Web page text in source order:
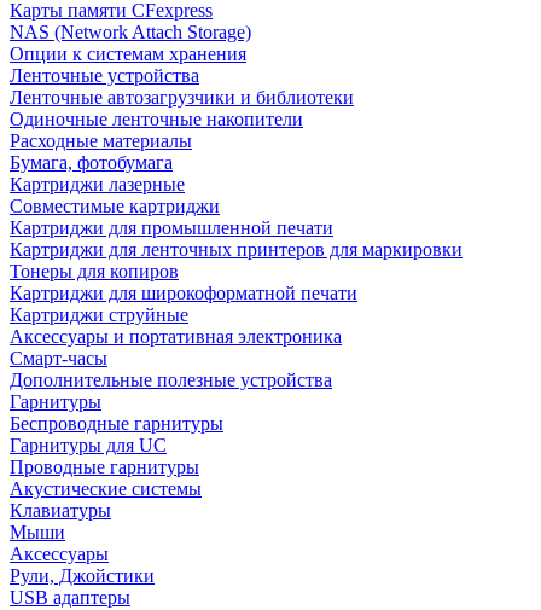
Карты памяти CFexpress
NAS (Network Attach Storage)
Опции к системам хранения
Ленточные устройства
Ленточные автозагрузчики и библиотеки
Одиночные ленточные накопители
Расходные материалы
Бумага, фотобумага
Картриджи лазерные
Совместимые картриджи
Картриджи для промышленной печати
Картриджи для ленточных принтеров для маркировки
Тонеры для копиров
Картриджи для широкоформатной печати
Картриджи струйные
Аксессуары и портативная электроника
Смарт-часы
Дополнительные полезные устройства
Гарнитуры
Беспроводные гарнитуры
Гарнитуры для UC
Проводные гарнитуры
Акустические системы
Клавиатуры
Мыши
Аксессуары
Рули, Джойстики
USB адаптеры